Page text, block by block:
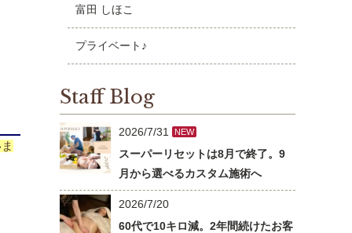
富田 しほこ
プライベート♪
Staff Blog
2026/7/31 NEW
スーパーリセットは8月で終了。9
月から選べるカスタム施術へ
2026/7/20
60代で10キロ減。2年間続けたお客